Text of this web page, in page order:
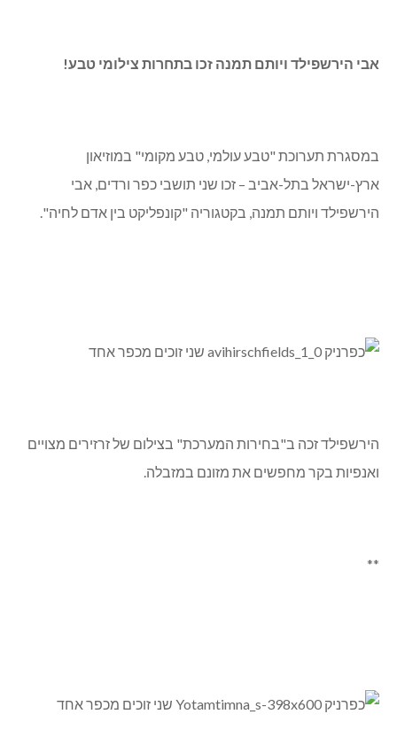
אבי הירשפילד ויותם תמנה זכו בתחרות צילומי טבע!
במסגרת תערוכת "טבע עולמי, טבע מקומי" במוזיאון
ארץ-ישראל בתל-אביב – זכו שני תושבי כפר ורדים, אבי
הירשפילד ויותם תמנה, בקטגוריה "קונפליקט בין אדם לחיה".
הירשפילד זכה ב"בחירות המערכת" בצילום של זרזירים מצויים
ואנפיות בקר מחפשים את מזונם במזבלה.
**